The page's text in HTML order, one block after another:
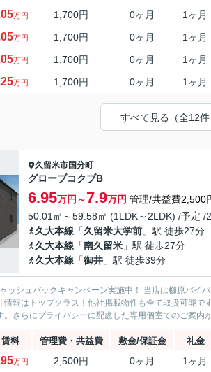
万円 1,700円 0ヶ月 1ヶ月
万円 1,700円 0ヶ月 1ヶ月
万円 1,700円 0ヶ月 1ヶ月
万円 1,700円 0ヶ月 1ヶ月
すべて見る（全12件
久留米市国分町
グローブコクブB
6.95万円～7.9万円 管理/共益費2,500
50.01㎡～59.58㎡ (1LDK～2LDK) /予定 /
久大本線 「久留米大学前 」駅 徒歩27分
久大本線 「南久留米 」駅 徒歩27分
久大本線 「御井 」駅 徒歩39分
ッシュバックキャンペーン実施中！ 当店は櫛原バイ
報はトップクラス！他社掲載物件も全て取扱可能
。さらにプライバシーに配慮した専用個室でのご案内
賃料 管理費・共益費 敷金/保証金 礼金
万円 2,500円 0ヶ月 1ヶ月